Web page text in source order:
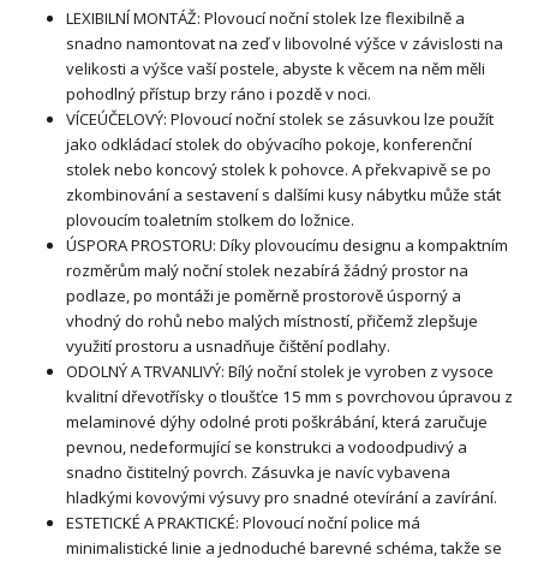
LEXIBILNÍ MONTÁŽ: Plovoucí noční stolek lze flexibilně a
snadno namontovat na zeď v libovolné výšce v závislosti na
velikosti a výšce vaší postele, abyste k věcem na něm měli
pohodlný přístup brzy ráno i pozdě v noci.
VÍCEÚČELOVÝ: Plovoucí noční stolek se zásuvkou lze použít
jako odkládací stolek do obývacího pokoje, konferenční
stolek nebo koncový stolek k pohovce. A překvapivě se po
zkombinování a sestavení s dalšími kusy nábytku může stát
plovoucím toaletním stolkem do ložnice.
ÚSPORA PROSTORU: Díky plovoucímu designu a kompaktním
rozměrům malý noční stolek nezabírá žádný prostor na
podlaze, po montáži je poměrně prostorově úsporný a
vhodný do rohů nebo malých místností, přičemž zlepšuje
využití prostoru a usnadňuje čištění podlahy.
ODOLNÝ A TRVANLIVÝ: Bílý noční stolek je vyroben z vysoce
kvalitní dřevotřísky o tloušťce 15 mm s povrchovou úpravou z
melaminové dýhy odolné proti poškrábání, která zaručuje
pevnou, nedeformující se konstrukci a vodoodpudivý a
snadno čistitelný povrch. Zásuvka je navíc vybavena
hladkými kovovými výsuvy pro snadné otevírání a zavírání.
ESTETICKÉ A PRAKTICKÉ: Plovoucí noční police má
minimalistické linie a jednoduché barevné schéma, takže se